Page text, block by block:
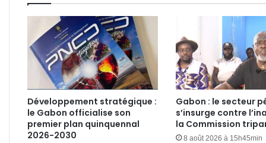
Développement stratégique :
le Gabon officialise son
premier plan quinquennal
2026-2030
Gabon : le secteur
s’insurge contre
la Commission
8 août 2026 à 15h45min